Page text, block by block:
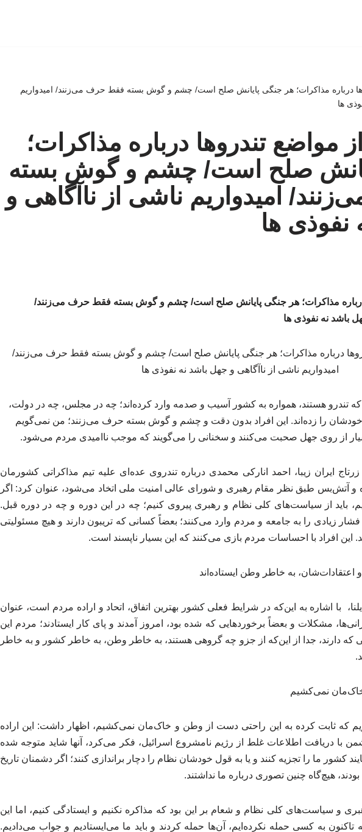
درباره مذاکرات؛ هر جنگی پایانش صلح است/ چشم و گوش بسته فقط حرف می‌زنند/ امیدواریم
ها
از مواضع تندروها درباره مذاکرات؛
صلح است/ چشم و گوش بسته
امیدواریم ناشی از ناآگاهی و
نفوذی ها
درباره مذاکرات؛ هر جنگی پایانش صلح است/ چشم و گوش بسته فقط حرف می‌زنند/
باشد نه نفوذی ها
که تندرو هستند، همواره به کشور آسیب و صدمه وارد کرده‌اند؛ چه در مجلس، چه در دولت،
خودشان را زده‌اند. این افراد بدون دقت و چشم و گوش بسته حرف می‌زنند؛ من نمی‌گویم
از روی جهل صحبت می‌کنند و سخنانی را می‌گویند که موجب ناامیدی مردم می‌شود.
ایران زیبا، احمد انارکی محمدی درباره تندروی عده‌ای علیه تیم مذاکراتی کشورمان
و آتش‌بس طبق نظر مقام رهبری و شورای عالی امنیت ملی اتخاد می‌شود، عنوان کرد: اگر
باید از سیاست‌های کلی نظام و رهبری پیروی کنیم؛ چه در این دوره و چه در دوره قبل.
زیادی را به جامعه و مردم وارد می‌کنند؛ بعضاً کسانی که تریبون دارند و هیچ مسئولیتی
این افراد با احساسات مردم بازی می‌کنند که این بسیار ناپسند است.
به خاطر وطن ایستاده‌اند
با اشاره به این‌که در شرایط فعلی کشور بهترین اتفاق، اتحاد و اراده مردم است، عنوان
مشکلات و بعضاً برخوردهایی که شده بود، امروز آمدند و پای کار ایستادند؛ مردم این
که دارند، جدا از این‌که از جزو چه گروهی هستند، به خاطر وطن، به خاطر کشور و به خاطر
نمی‌کشیم
که ثابت کرده به این راحتی دست از وطن و خاک‌مان نمی‌کشیم، اظهار داشت: این اراده
دریافت اطلاعات غلط از رژیم نامشروع اسرائیل، فکر می‌کرد، آنها شاید متوجه شده
کشور ما را تجزیه کنند و یا به قول خودشان نظام را دچار براندازی کنند؛ اگر دشمنان تاریخ
هیچ‌گاه چنین تصوری درباره ما نداشتند.
و سیاست‌های کلی نظام و شعام بر این بود که مذاکره نکنیم و ایستادگی کنیم، اما این
تاکنون به کسی حمله نکرده‌ایم، آن‌ها حمله کردند و باید ما می‌ایستادیم و جواب می‌دادیم.